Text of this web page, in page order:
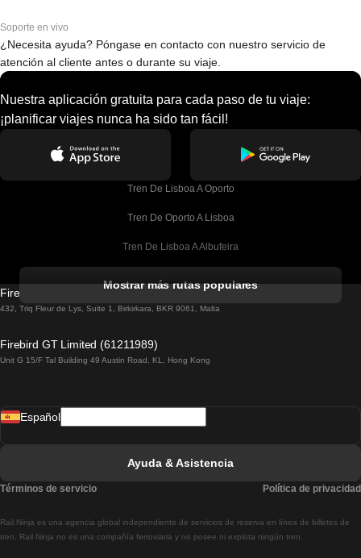
Soporte en vivo
¿Necesita ayuda? Póngase en contacto con nuestro servicio de
atención al cliente antes o durante su viaje.
Nuestra aplicación gratuita para cada paso de tu viaje:
¡planificar viajes nunca ha sido tan fácil!
Tren De Lisboa A Oporto
Tren De Oporto A Lisboa
Tren De Lisboa A Albufeira
Tren De Lisboa A Lagos
Tren De Lisboa A Madrid
Tren De Lisboa A Braga
Mostrar más rutas populares
Firebird GT Limited (OC 1451)
432, Triq Fleur de Lys, Suite 1, Birkirkara, BKR 9061, Malta
Firebird GT Limited (61211989)
Unit G 15/F Tal Building 49 Austin Road, KL, Hong Kong
Rail.Ninja es una agencia global independiente de servicios de reserva en línea de billetes de
tren. Rail Ninja no es una compañía ferroviaria y no posee ni explota ningún tren.
Español
Ayuda & Asistencia
Términos de servicio Política de privacidad